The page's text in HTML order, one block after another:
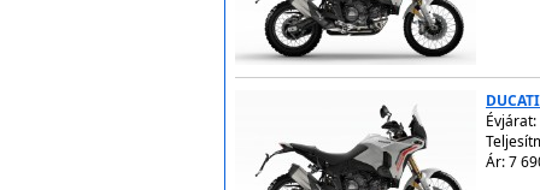
Évjárat:
Ár: 7